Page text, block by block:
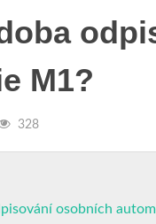
M1?
328
osobních